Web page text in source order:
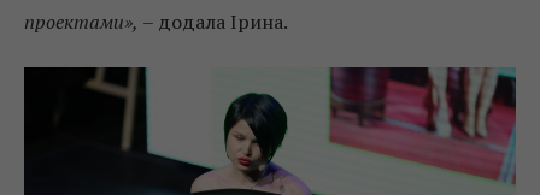
проектами», – додала Ірина.